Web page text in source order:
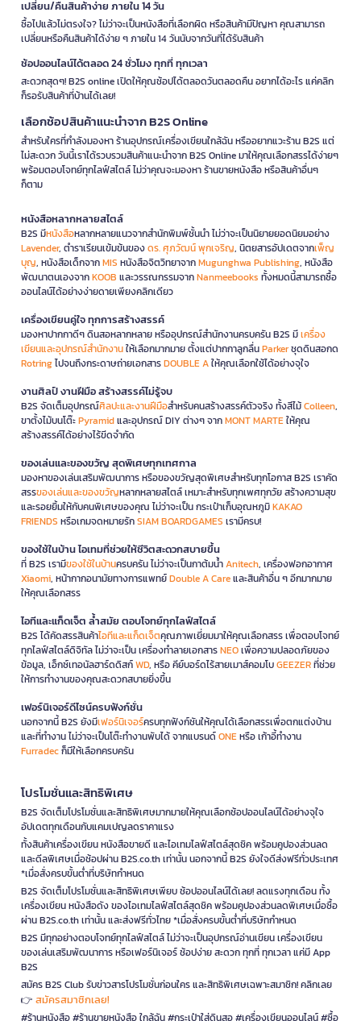
เปลี่ยน/คืนสินค้าง่าย ภายใน 14 วัน
ซื้อไปแล้วไม่ตรงใจ? ไม่ว่าจะเป็นหนังสือที่เลือกผิด หรือสินค้ามีปัญหา คุณสามารถ
เปลี่ยนหรือคืนสินค้าได้ง่าย ๆ ภายใน 14 วันนับจากวันที่ได้รับสินค้า
ช้อปออนไลน์ได้ตลอด 24 ชั่วโมง ทุกที่ ทุกเวลา
สะดวกสุดๆ! B2S online เปิดให้คุณช้อปได้ตลอดวันตลอดคืน อยากได้อะไร แค่คลิก
ก็รอรับสินค้าที่บ้านได้เลย!
เลือกช้อปสินค้าแนะนำจาก B2S Online
สำหรับใครที่กำลังมองหา ร้านอุปกรณ์เครื่องเขียนใกล้ฉัน หรืออยากแวะร้าน B2S แต่
ไม่สะดวก วันนี้เราได้รวบรวมสินค้าแนะนำจาก B2S Online มาให้คุณเลือกสรรได้ง่ายๆ
พร้อมตอบโจทย์ทุกไลฟ์สไตล์ ไม่ว่าคุณจะมองหา ร้านขายหนังสือ หรือสินค้าอื่นๆ
ก็ตาม
หนังสือหลากหลายสไตล์
B2S มีหนังสือหลากหลายแนวจากสำนักพิมพ์ชั้นนำ ไม่ว่าจะเป็นนิยายยอดนิยมอย่าง
Lavender, ตำราเรียนเข้มข้นของดร. ศุภวัฒน์ พุกเจริญ, นิตยสารอัปเดตจากเพ็ญ
บุญ, หนังสือเด็กจากMIS หนังสือจิตวิทยาจากMugunghwa Publishing, หนังสือ
พัฒนาตนเองจากKOOB และวรรณกรรมจากNanmeebooks ทั้งหมดนี้สามารถซื้อ
ออนไลน์ได้อย่างง่ายดายเพียงคลิกเดียว
เครื่องเขียนคู่ใจ ทุกการสร้างสรรค์
มองหาปากกาดีๆ ดินสอหลากหลาย หรืออุปกรณ์สำนักงานครบครัน B2S มีเครื่อง
เขียนและอุปกรณ์สำนักงานให้เลือกมากมาย ตั้งแต่ปากกาลูกลื่นParkerชุดดินสอกด
Rotringไปจนถึงกระดาษถ่ายเอกสารDOUBLE Aให้คุณเลือกใช้ได้อย่างจุใจ
งานศิลป์ งานฝีมือ สร้างสรรค์ไม่รู้จบ
B2S จัดเต็มอุปกรณ์ศิลปะและงานฝีมือสำหรับคนสร้างสรรค์ตัวจริง ทั้งสีไม้Colleen,
ขาตั้งไม้บนโต๊ะPyramidและอุปกรณ์ DIY ต่างๆ จากMONT MARTEให้คุณ
สร้างสรรค์ได้อย่างไร้ขีดจำกัด
ของเล่นและของขวัญ สุดพิเศษทุกเทศกาล
มองหาของเล่นเสริมพัฒนาการ หรือของขวัญสุดพิเศษสำหรับทุกโอกาส B2S เราคัด
สรรของเล่นและของขวัญหลากหลายสไตล์ เหมาะสำหรับทุกเพศทุกวัย สร้างความสุข
และรอยยิ้มให้กับคนพิเศษของคุณ ไม่ว่าจะเป็น กระเป๋าเก็บอุณหภูมิKAKAO
FRIENDS หรือเกมจดหมายรักSIAM BOARDGAMES เรามีครบ!
ของใช้ในบ้าน ไอเทมที่ช่วยให้ชีวิตสะดวกสบายขึ้น
ที่ B2S เรามีของใช้ในบ้านครบครัน ไม่ว่าจะเป็นกาต้มน้ำAnitech, เครื่องฟอกอากาศ
Xiaomi, หน้ากากอนามัยทางการแพทย์Double A Careและสินค้าอื่น ๆ อีกมากมาย
ให้คุณเลือกสรร
ไอทีและแก็ดเจ็ต ล้ำสมัย ตอบโจทย์ทุกไลฟ์สไตล์
B2S ได้คัดสรรสินค้าไอทีและแก็ดเจ็ตคุณภาพเยี่ยมมาให้คุณเลือกสรร เพื่อตอบโจทย์
ทุกไลฟ์สไตล์ดิจิทัล ไม่ว่าจะเป็น เครื่องทำลายเอกสารNEOเพื่อความปลอดภัยของ
ข้อมูล, เอ็กซ์เทอนัลฮาร์ดดิสก์WD, หรือ คีย์บอร์ดไร้สายเมาส์คอมโบGEEZERที่ช่วย
ให้การทำงานของคุณสะดวกสบายยิ่งขึ้น
เฟอร์นิเจอร์ดีไซน์ครบฟังก์ชั่น
นอกจากนี้ B2S ยังมีเฟอร์นิเจอร์ครบทุกฟังก์ชันให้คุณได้เลือกสรรเพื่อตกแต่งบ้าน
และที่ทำงาน ไม่ว่าจะเป็นโต๊ะทำงานพับได้ จากแบรนด์ONEหรือ เก้าอี้ทำงาน
Furradecก็มีให้เลือกครบครัน
โปรโมชั่นและสิทธิพิเศษ
B2S จัดเต็มโปรโมชั่นและสิทธิพิเศษมากมายให้คุณเลือกช้อปออนไลน์ได้อย่างจุใจ
อัปเดตทุกเดือนกับแคมเปญลดราคาแรง
ทั้งสินค้าเครื่องเขียน หนังสือขายดี และไอเทมไลฟ์สไตล์สุดชิค พร้อมคูปองส่วนลด
และดีลพิเศษเมื่อช้อปผ่าน B2S.co.th เท่านั้น นอกจากนี้ B2S ยังใจดีส่งฟรีทั่วประเทศ
*เมื่อสั่งครบขั้นต่ำที่บริษัทกำหนด
B2S จัดเต็มโปรโมชั่นและสิทธิพิเศษเพียบ ช้อปออนไลน์ได้เลย! ลดแรงทุกเดือน ทั้ง
เครื่องเขียน หนังสือดัง ของไอเทมไลฟ์สไตล์สุดชิค พร้อมคูปองส่วนลดพิเศษเมื่อซื้อ
ผ่าน B2S.co.th เท่านั้น และส่งฟรีทั่วไทย *เมื่อสั่งครบขั้นต่ำที่บริษัทกำหนด
B2S มีทุกอย่างตอบโจทย์ทุกไลฟ์สไตล์ ไม่ว่าจะเป็นอุปกรณ์อ่านเขียน เครื่องเขียน
ของเล่นเสริมพัฒนาการ หรือเฟอร์นิเจอร์ ช้อปง่าย สะดวก ทุกที่ ทุกเวลา แค่มี App
B2S
สมัคร B2S Club รับข่าวสารโปรโมชั่นก่อนใคร และสิทธิพิเศษเฉพาะสมาชิก! คลิกเลย
👉 สมัครสมาชิกเลย!
#ร้านหนังสือ #ร้านขายหนังสือ ใกล้ฉัน #กระเป๋าใส่ดินสอ #เครื่องเขียนออนไลน์ #ซื้อ